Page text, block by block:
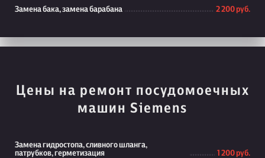
Замена бака, замена барабана 2 200 руб.
Цены на ремонт посудомоечных
машин Siemens
Замена гидростопа, сливного шланга,
патрубков, герметизация
1 200 руб.